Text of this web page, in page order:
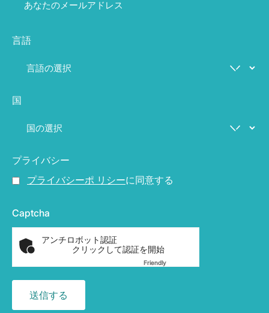
言語
国
プライバシー
プライバシーポ リシーに同意する
Captcha
アンチロボット認証
クリックして認証を開始
FriendlyCaptcha ⇗